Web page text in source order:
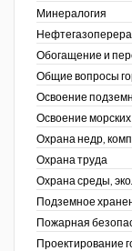
Минералогия
Обогащение и
Общие вопросы
Освоение
Освоение
Охрана недр,
Охрана труда
Охрана среды,
Подземное
Пожарная
Проектирование